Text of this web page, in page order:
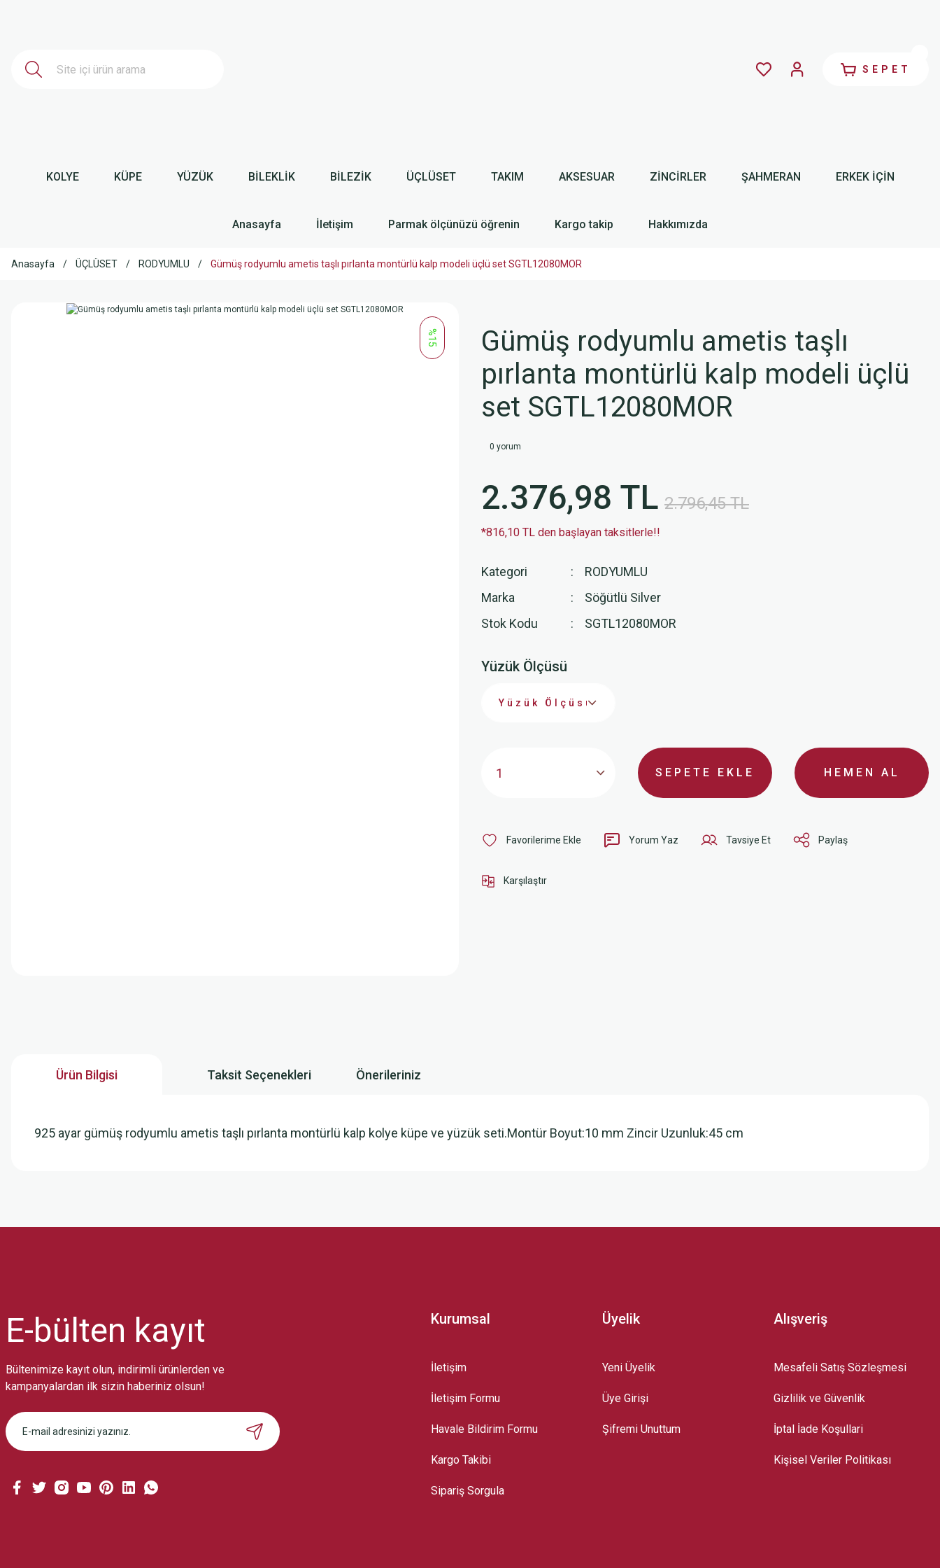
SEPET
KOLYE KÜPE YÜZÜK BİLEKLİK BİLEZİK ÜÇLÜSET TAKIM AKSESUAR ZİNCİRLER ŞAHMERAN ERKEK İÇİN
Anasayfa İletişim Parmak ölçünüzü öğrenin Kargo takip Hakkımızda
Anasayfa ÜÇLÜSET RODYUMLU Gümüş rodyumlu ametis taşlı pırlanta montürlü kalp modeli üçlü set SGTL12080MOR
%15
Gümüş rodyumlu ametis taşlı
pırlanta montürlü kalp modeli üçlü
set SGTL12080MOR
0 yorum
2.376,98 TL 2.796,45 TL
*816,10 TL den başlayan taksitlerle!!
Kategori
RODYUMLU
Marka
Söğütlü Silver
Stok Kodu
SGTL12080MOR
Yüzük Ölçüsü
SEPETE EKLE HEMEN AL
Yorum Yaz Tavsiye Et Paylaş
Karşılaştır
Ürün Bilgisi Taksit Seçenekleri Önerileriniz
925 ayar gümüş rodyumlu ametis taşlı pırlanta montürlü kalp kolye küpe ve yüzük seti.Montür Boyut:10 mm Zincir Uzunluk:45 cm
Bu ürüne benzer farklı alternatifler olmalı.
Gönder
E-bülten kayıt
Bültenimize kayıt olun, indirimli ürünlerden ve
kampanyalardan ilk sizin haberiniz olsun!
Kurumsal
İletişim
İletişim Formu
Havale Bildirim Formu
Kargo Takibi
Sipariş Sorgula
Üyelik
Yeni Üyelik
Üye Girişi
Şifremi Unuttum
Alışveriş
Mesafeli Satış Sözleşmesi
Gizlilik ve Güvenlik
İptal İade Koşullari
Kişisel Veriler Politikası